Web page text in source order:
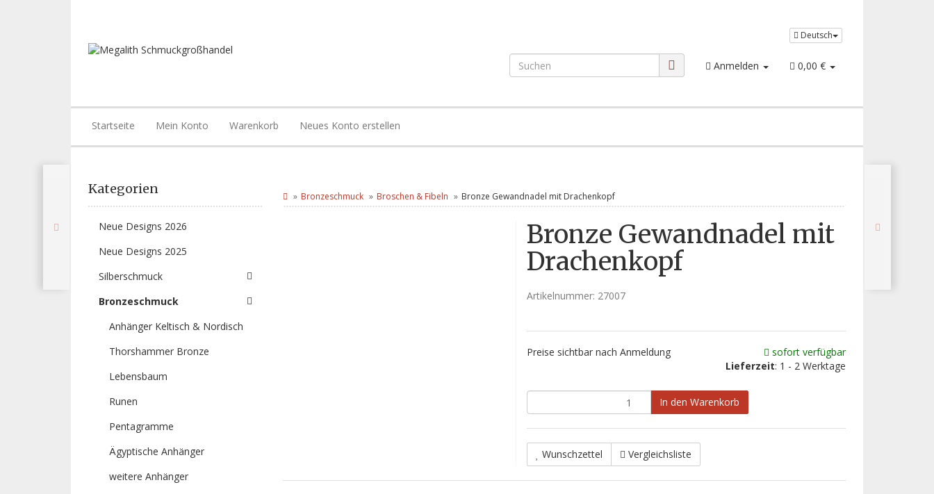
Deutsch
Anmelden 0,00 €
Startseite Mein Konto Warenkorb Neues Konto erstellen
Bronzeschmuck Broschen & Fibeln Bronze Gewandnadel mit Drachenkopf
Bronze Gewandnadel mit
Drachenkopf
Artikelnummer: 27007
Preise sichtbar nach Anmeldung
sofort verfügbar
Lieferzeit: 1 - 2 Werktage
In den Warenkorb
Wunschzettel Vergleichsliste
Kategorien
Neue Designs 2026
Neue Designs 2025
Silberschmuck
Bronzeschmuck
Anhänger Keltisch & Nordisch
Thorshammer Bronze
Lebensbaum
Runen
Pentagramme
Ägyptische Anhänger
weitere Anhänger